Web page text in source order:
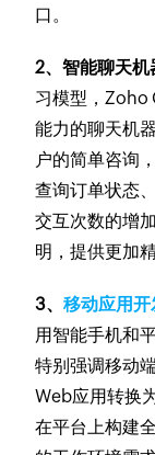
口。
2、智能聊天机
习模型，Zoho
能力的聊天机
户的简单咨询
查询订单状态
交互次数的增
明，提供更加
3、移动应用开
用智能手机和
特别强调移动
Web应用转换
在平台上构建